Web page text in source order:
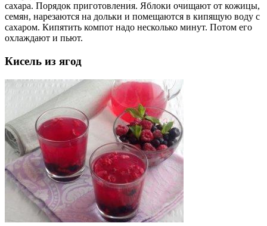
сахара. Порядок приготовления. Яблоки очищают от кожицы,
семян, нарезаются на дольки и помещаются в кипящую воду с
сахаром. Кипятить компот надо несколько минут. Потом его
охлаждают и пьют.
Кисель из ягод